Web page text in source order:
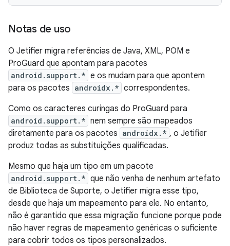
Notas de uso
O Jetifier migra referências de Java, XML, POM e
ProGuard que apontam para pacotes
android.support.* e os mudam para que apontem
para os pacotes androidx.* correspondentes.
Como os caracteres curingas do ProGuard para
android.support.* nem sempre são mapeados
diretamente para os pacotes androidx.* , o Jetifier
produz todas as substituições qualificadas.
Mesmo que haja um tipo em um pacote
android.support.* que não venha de nenhum artefato
de Biblioteca de Suporte, o Jetifier migra esse tipo,
desde que haja um mapeamento para ele. No entanto,
não é garantido que essa migração funcione porque pode
não haver regras de mapeamento genéricas o suficiente
para cobrir todos os tipos personalizados.